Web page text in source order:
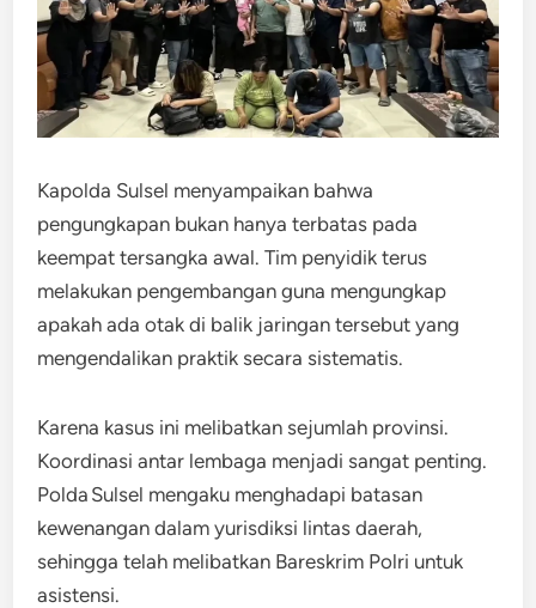
Kapolda Sulsel menyampaikan bahwa
pengungkapan bukan hanya terbatas pada
keempat tersangka awal. Tim penyidik terus
melakukan pengembangan guna mengungkap
apakah ada otak di balik jaringan tersebut yang
mengendalikan praktik secara sistematis.
Karena kasus ini melibatkan sejumlah provinsi.
Koordinasi antar lembaga menjadi sangat penting.
Polda Sulsel mengaku menghadapi batasan
kewenangan dalam yurisdiksi lintas daerah,
sehingga telah melibatkan ­Bareskrim Polri untuk
asistensi.